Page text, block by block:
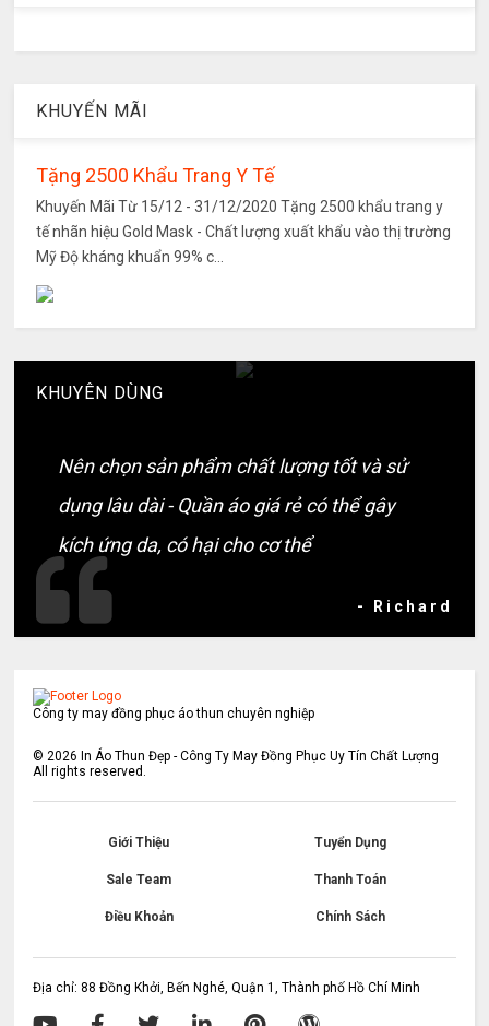
KHUYẾN MÃI
Tặng 2500 Khẩu Trang Y Tế
Khuyến Mãi Từ 15/12 - 31/12/2020 Tặng 2500 khẩu trang y
tế nhãn hiệu Gold Mask - Chất lượng xuất khẩu vào thị trường
Mỹ Độ kháng khuẩn 99% c...
KHUYÊN DÙNG
Nên chọn sản phẩm chất lượng tốt và sử
dụng lâu dài - Quần áo giá rẻ có thể gây
kích ứng da, có hại cho cơ thể
- Richard
Công ty may đồng phục áo thun chuyên nghiệp
©2026 In Áo Thun Đẹp - Công Ty May Đồng Phục Uy Tín Chất Lượng
All rights reserved.
Giới Thiệu Tuyển Dụng
Sale Team Thanh Toán
Điều Khoản Chính Sách
Địa chỉ: 88 Đồng Khởi, Bến Nghé, Quận 1, Thành phố Hồ Chí Minh